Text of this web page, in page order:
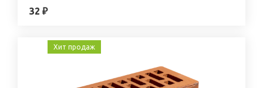
32 ₽
Хит продаж